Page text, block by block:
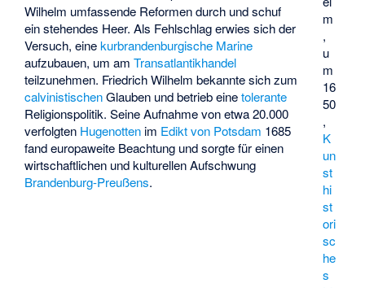
m
,
u
m
16
50
,
K
un
st
hi
st
ori
sc
he
s
Wilhelm umfassende Reformen durch und schuf
ein stehendes Heer. Als Fehlschlag erwies sich der
Versuch, einekurbrandenburgische Marine
aufzubauen, um amTransatlantikhandel
teilzunehmen. Friedrich Wilhelm bekannte sich zum
calvinistischenGlauben und betrieb einetolerante
Religionspolitik. Seine Aufnahme von etwa 20.000
verfolgten Hugenotten im Edikt von Potsdam 1685
fand europaweite Beachtung und sorgte für einen
wirtschaftlichen und kulturellen Aufschwung
Brandenburg-Preußens.